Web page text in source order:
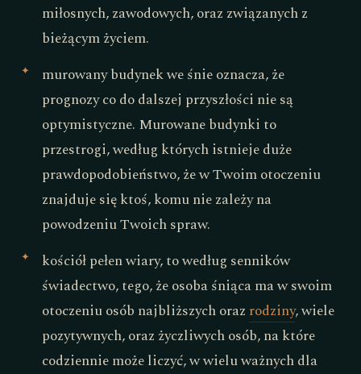
miłosnych, zawodowych, oraz związanych z
bieżącym życiem.
murowany budynek we śnie oznacza, że
prognozy co do dalszej przyszłości nie są
optymistyczne. Murowane budynki to
przestrogi, według których istnieje duże
prawdopodobieństwo, że w Twoim otoczeniu
znajduje się ktoś, komu nie zależy na
powodzeniu Twoich spraw.
kościół pełen wiary, to według senników
świadectwo, tego, że osoba śniąca ma w swoim
otoczeniu osób najbliższych oraz rodziny, wiele
pozytywnych, oraz życzliwych osób, na które
codziennie może liczyć, w wielu ważnych dla